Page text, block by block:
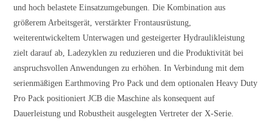
und hoch belastete Einsatzumgebungen. Die Kombination aus
größerem Arbeitsgerät, verstärkter Frontausrüstung,
weiterentwickeltem Unterwagen und gesteigerter Hydraulikleistung
zielt darauf ab, Ladezyklen zu reduzieren und die Produktivität bei
anspruchsvollen Anwendungen zu erhöhen. In Verbindung mit dem
serienmäßigen Earthmoving Pro Pack und dem optionalen Heavy Duty
Pro Pack positioniert JCB die Maschine als konsequent auf
Dauerleistung und Robustheit ausgelegten Vertreter der X-Serie.